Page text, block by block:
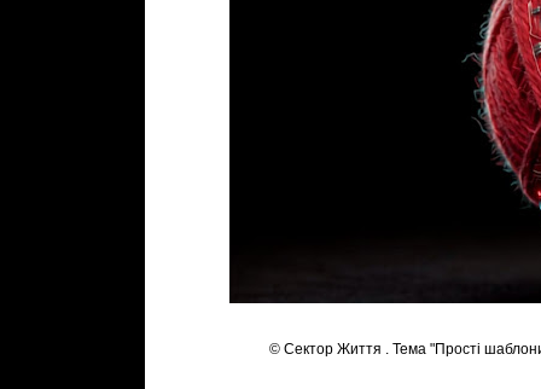
© Сектор Життя . Тема "Прості